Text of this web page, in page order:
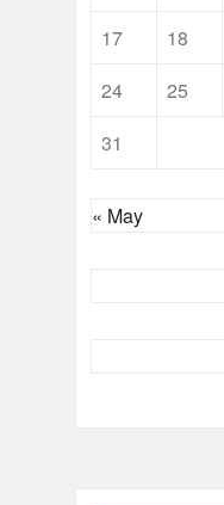
17
18
24
25
31
« May